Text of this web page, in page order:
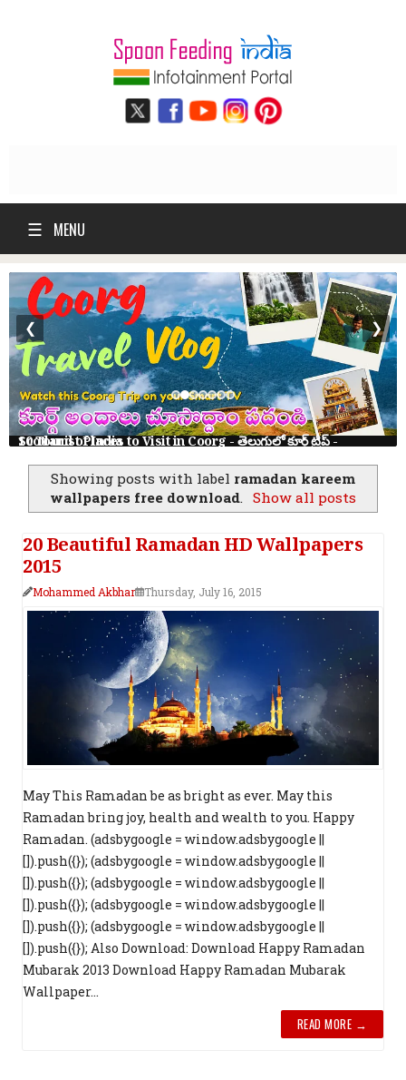
☰ MENU
10 Tourist Places to Visit in Coorg - తెలుగులో కూర్గ్ ట్రిప్ - Scotland of India
❮ ❯
Showing posts with label ramadan kareem
wallpapers free download. Show all posts
20 Beautiful Ramadan HD Wallpapers
2015
Mohammed Akbhar Thursday, July 16, 2015
May This Ramadan be as bright as ever. May this
Ramadan bring joy, health and wealth to you. Happy
Ramadan. (adsbygoogle = window.adsbygoogle ||
[]).push({}); (adsbygoogle = window.adsbygoogle ||
[]).push({}); (adsbygoogle = window.adsbygoogle ||
[]).push({}); (adsbygoogle = window.adsbygoogle ||
[]).push({}); (adsbygoogle = window.adsbygoogle ||
[]).push({}); Also Download: Download Happy Ramadan
Mubarak 2013 Download Happy Ramadan Mubarak
Wallpaper...
READ MORE →